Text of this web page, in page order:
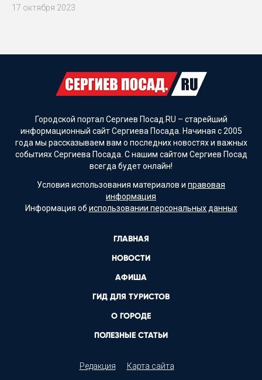
17 октября 2023
Городской портал Сергиев Посад.RU – старейший
информационный сайт Сергиева Посада. Начиная с 2005
года мы рассказываем вам о последних новостях и важных
событиях Сергиева Посада. С нашим сайтом Сергиев Посад
всегда будет онлайн!
Условия использования материалов и правовая
информация
Информация об использовании персональных данных
ГЛАВНАЯ
НОВОСТИ
АФИША
ГИД ДЛЯ ТУРИСТОВ
О ГОРОДЕ
ПОЛЕЗНЫЕ СТАТЬИ
Редакция Карта сайта